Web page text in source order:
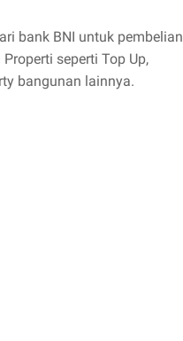
bank BNI untuk pembelian
seperti Top Up,
bangunan lainnya.